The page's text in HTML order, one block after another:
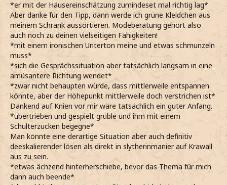
*er mit der Häusereinschätzung zumindeset mal richtig lag*
Aber danke für den Tipp, dann werde ich grüne Kleidchen aus
meinem Schrank aussortieren. Modeberatung gehört also
auch noch zu deinen vielseitigen Fähigkeiten!
*mit einem ironischen Unterton meine und etwas schmunzeln
muss*
*sich die Gesprächssituation aber tatsächlich langsam in eine
amüsantere Richtung wendet*
*zwar nicht behaupten würde, dass mittlerweile entspannen
könnte, aber der Höhepunkt mittlerweile doch verstrichen ist*
Dankend auf Knien vor mir wäre tatsächlich ein guter Anfang.
*übertrieben und gespielt grüble und ihm mit einem
Schulterzucken begegne*
Man könnte eine derartige Situation aber auch definitiv
deeskalierender lösen als direkt in slytherinmanier auf Krawall
aus zu sein.
*etwas ächzend hinterherschiebe, bevor das Thema für mich
dann auch beende*